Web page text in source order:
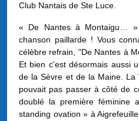
Club Nantais de Ste Luce.
« De Nantes à Montaigu… »
chanson paillarde ! Vous
célèbre refrain, "De Nantes à
Et bien c'est désormais aussi
de la Sèvre et de la Maine. La
pouvait pas passer à côté de
doublé la première féminine
standing ovation » à